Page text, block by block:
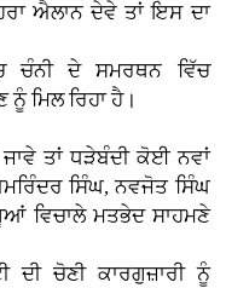
ਐਲਾਨ ਦੇਵੇ ਤਾਂ ਇਸ ਦਾ
ਚੰਨੀ ਦੇ ਸਮਰਥਨ ਵਿੱਚ
ਮਿਲ ਰਿਹਾ ਹੈ।
ਤਾਂ ਧੜੇਬੰਦੀ ਕੋਈ ਨਵਾਂ
ਸਿੰਘ, ਨਵਜੋਤ ਸਿੰਘ
ਵਿਚਾਲੇ ਮਤਭੇਦ ਸਾਹਮਣੇ
ਦੀ ਚੋਣੀ ਕਾਰਗੁਜ਼ਾਰੀ ਨੂੰ